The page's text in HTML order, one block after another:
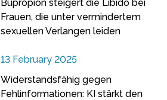
Bupropion steigert die Libido bei
Frauen, die unter vermindertem
sexuellen Verlangen leiden
13 February 2025
Widerstandsfähig gegen
Fehlinformationen: KI stärkt den